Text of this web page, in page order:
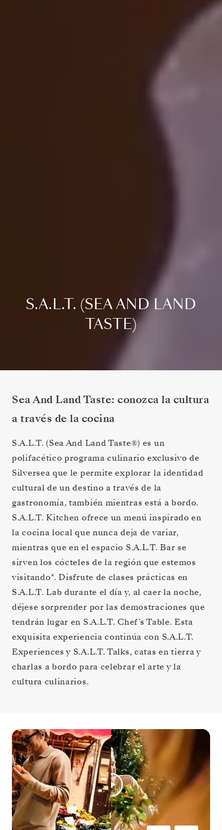
S.A.L.T. (SEA AND LAND
TASTE)
Sea And Land Taste: conozca la cultura
a través de la cocina
S.A.L.T. (Sea And Land Taste®) es un
polifacético programa culinario exclusivo de
Silversea que le permite explorar la identidad
cultural de un destino a través de la
gastronomía, también mientras está a bordo.
S.A.L.T. Kitchen ofrece un menú inspirado en
la cocina local que nunca deja de variar,
mientras que en el espacio S.A.L.T. Bar se
sirven los cócteles de la región que estemos
visitando*. Disfrute de clases prácticas en
S.A.L.T. Lab durante el día y, al caer la noche,
déjese sorprender por las demostraciones que
tendrán lugar en S.A.L.T. Chef’s Table. Esta
exquisita experiencia continúa con S.A.L.T.
Experiences y S.A.L.T. Talks, catas en tierra y
charlas a bordo para celebrar el arte y la
cultura culinarios.